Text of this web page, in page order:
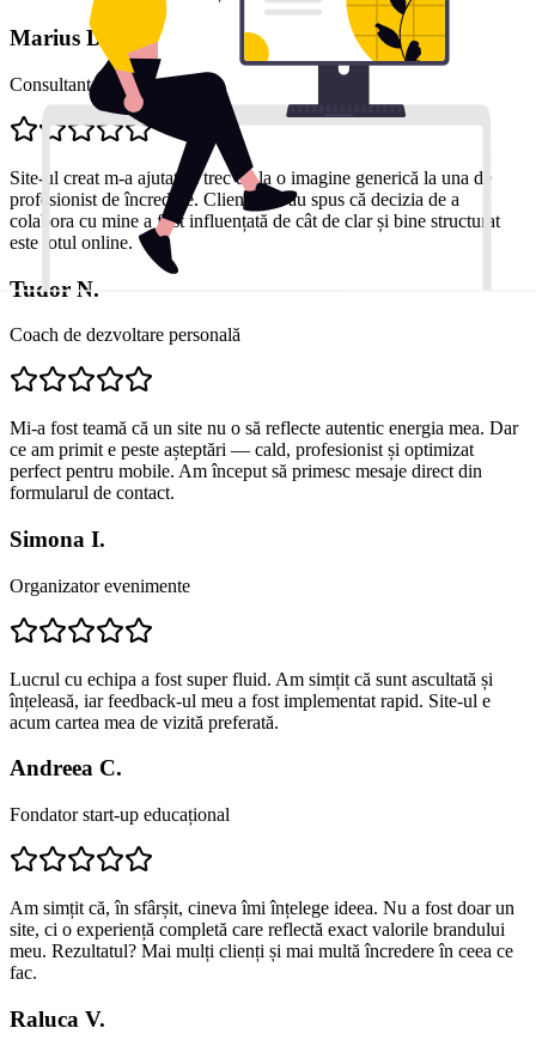
Marius D.
Consultant financiar
Site-ul creat m-a ajutat să trec de la o imagine generică la una de
profesionist de încredere. Clienții mi-au spus că decizia de a
colabora cu mine a fost influențată de cât de clar și bine structurat
este totul online.
Tudor N.
Coach de dezvoltare personală
Mi-a fost teamă că un site nu o să reflecte autentic energia mea. Dar
ce am primit e peste așteptări — cald, profesionist și optimizat
perfect pentru mobile. Am început să primesc mesaje direct din
formularul de contact.
Simona I.
Organizator evenimente
Lucrul cu echipa a fost super fluid. Am simțit că sunt ascultată și
înțeleasă, iar feedback-ul meu a fost implementat rapid. Site-ul e
acum cartea mea de vizită preferată.
Andreea C.
Fondator start-up educațional
Am simțit că, în sfârșit, cineva îmi înțelege ideea. Nu a fost doar un
site, ci o experiență completă care reflectă exact valorile brandului
meu. Rezultatul? Mai mulți clienți și mai multă încredere în ceea ce
fac.
Raluca V.